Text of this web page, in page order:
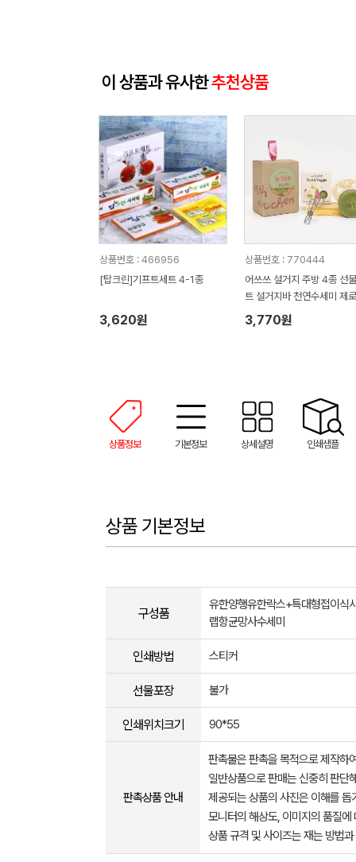
이 상품과 유사한추천상품
상품번호 : 466956
[탑크린]기프트세트 4-1종
3,620원
상품번호 : 770444
어쓰쓰 설거지 주방 4종 선
트 설거지바 천연수세미 제
이스트키트
3,770원
상품정보 기본정보 상세설명 인쇄샘플
상품 기본정보
구성품
유한양행유한락스+특대형접이식
랩항균망사수세미
인쇄방법 스티커
선물포장 불가
인쇄위치크기 90*55
판촉상품 안내
판촉물은 판촉을 목적으로 제작하
일반상품으로 판매는 신중히 판단
제공되는 상품의 사진은 이해를
모니터의 해상도, 이미지의 품질
상품 규격 및 사이즈는 재는 방법